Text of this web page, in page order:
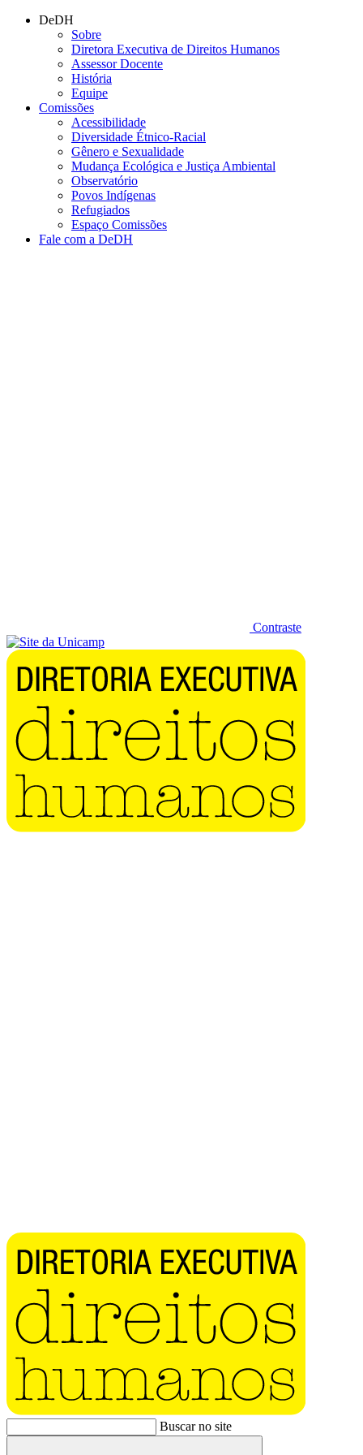
Conteúdo principal
DeDH
Sobre
Diretora Executiva de Direitos Humanos
Assessor Docente
História
Equipe
Comissões
Acessibilidade
Diversidade Étnico-Racial
Gênero e Sexualidade
Mudança Ecológica e Justiça Ambiental
Observatório
Povos Indígenas
Refugiados
Espaço Comissões
Fale com a DeDH
Contraste
Buscar no site